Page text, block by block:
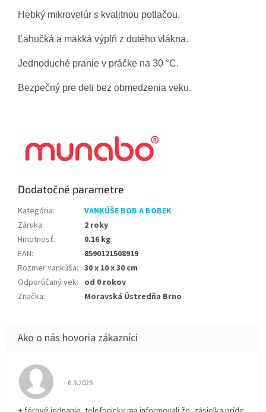
Hebký mikrovelúr s kvalitnou potlačou.
Ľahučká a mäkká výplň z dutého vlákna.
Jednoduché pranie v práčke na 30 °C.
Bezpečný pre deti bez obmedzenia veku.
Dodatočné parametre
Kategória:
VANKÚŠE BOB A BOBEK
Záruka:
2 roky
Hmotnosť:
0.16 kg
EAN:
8590121508919
Rozmer vankúša: 30 x 10 x 30 cm
Odporúčaný vek: od 0 rokov
Značka: Moravská Ústredňa Brno
Hodnotenie obchodu je 5 z 5 hviezdičiek.
6.9.2025